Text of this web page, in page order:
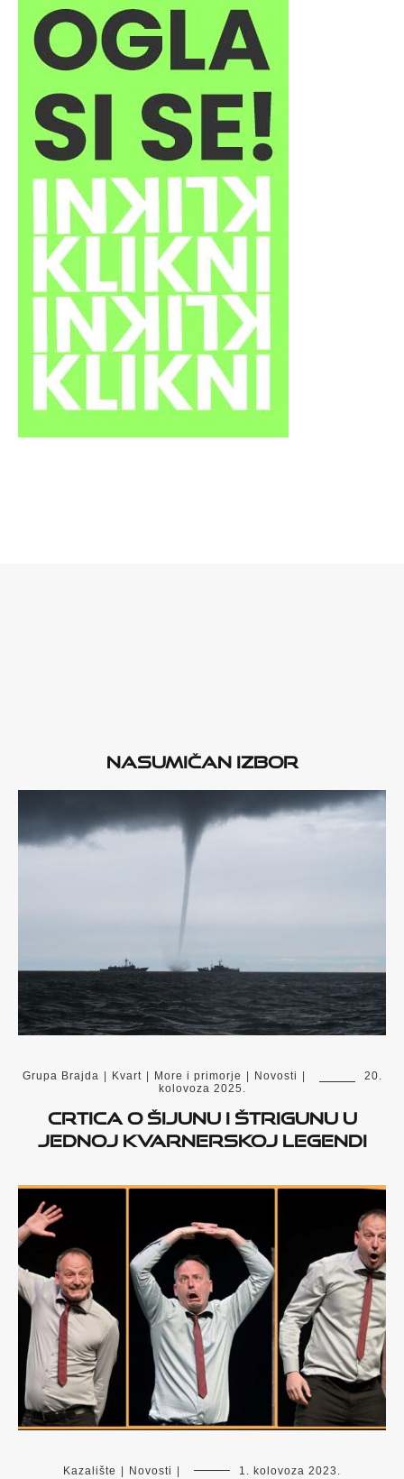
Nasumičan izbor
Grupa Brajda Kvart More i primorje Novosti
20.
kolovoza 2025.
Crtica o Šijunu i Štrigunu u
jednoj Kvarnerskoj legendi
Kazalište Novosti 1. kolovoza 2023.